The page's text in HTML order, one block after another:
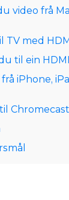
video frå
TV med
til ein
iPhone,